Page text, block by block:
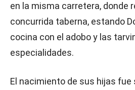
en la misma carretera, donde
concurrida taberna, estando
cocina con el adobo y las
especialidades.
El nacimiento de sus hijas fue